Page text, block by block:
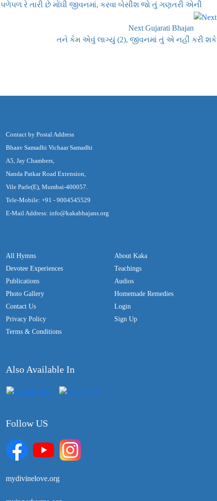
પળેપળ રે તારી છે મોંઘી જીવનમાં, કરવા બેસીશ જો તું ગણતરી એની
Next Gujarati Bhajan
તને કેમ એવું લાગ્યું (2), જીવનમાં તું એ નહીં કરી શકે
Contact by Postal Address
Bhaav Samadhi Vichaar Samadhi
A5, Jay Chambers,
Nanda Patkar Road Extension,
Vile Parle(E), Mumbai-400057.
Tele-Mobile: +91 - 9004545529
E-Mail Address: info@kakabhajans.org
All Hymns
Devotee Experiences
Publications
Photo Gallery
Contact Us
Privacy Policy
Terms & Conditions
About Kaka
Teachings
Audios
Homemade Remedies
Login
Sign Up
Also Available In
Follow US
mydivinelove.org